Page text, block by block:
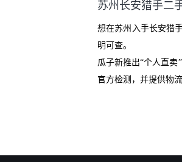
我协商，主动权在
苏州长安猎手二
想在苏州入手长安猎
明可查。
瓜子新推出“个人直
官方检测，并提供物